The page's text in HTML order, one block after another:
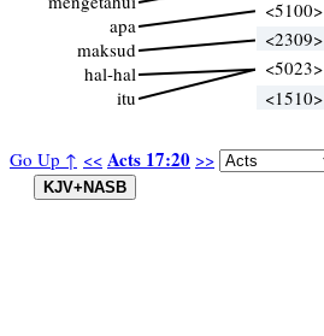
Go Up ↑ << Acts 17:20 >>
apa
maksud
hal-hal
itu
<5100>
<2309>
<5023>
<1510>